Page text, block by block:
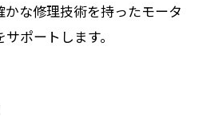
な修理技術を持ったモータ
ポートします。